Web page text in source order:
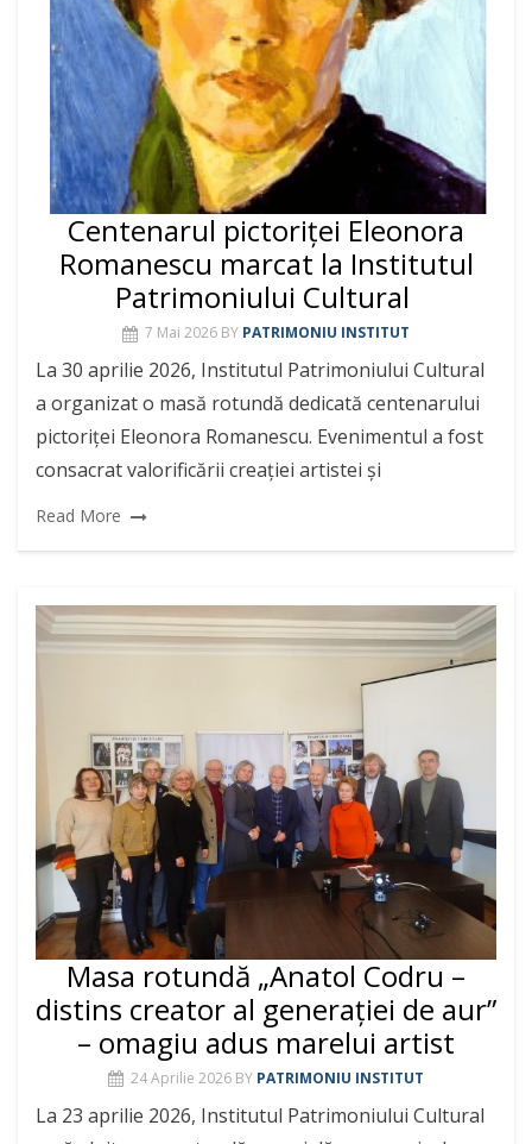
Centenarul pictoriței Eleonora
Romanescu marcat la Institutul
Patrimoniului Cultural
7 Mai 2026 BY PATRIMONIU INSTITUT
La 30 aprilie 2026, Institutul Patrimoniului Cultural
a organizat o masă rotundă dedicată centenarului
pictoriței Eleonora Romanescu. Evenimentul a fost
consacrat valorificării creației artistei și
Read More
Masa rotundă „Anatol Codru –
distins creator al generației de aur”
– omagiu adus marelui artist
24 Aprilie 2026 BY PATRIMONIU INSTITUT
La 23 aprilie 2026, Institutul Patrimoniului Cultural